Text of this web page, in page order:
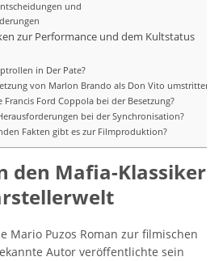
und
zur Performance und dem Kultstatus
in Der Pate?
von Marlon Brando als Don Vito umstritten?
Francis Ford Coppola bei der Besetzung?
bei der Synchronisation?
Fakten gibt es zur Filmproduktion?
den Mafia-Klassiker
Mario Puzos Roman zur filmischen
Autor veröffentlichte sein